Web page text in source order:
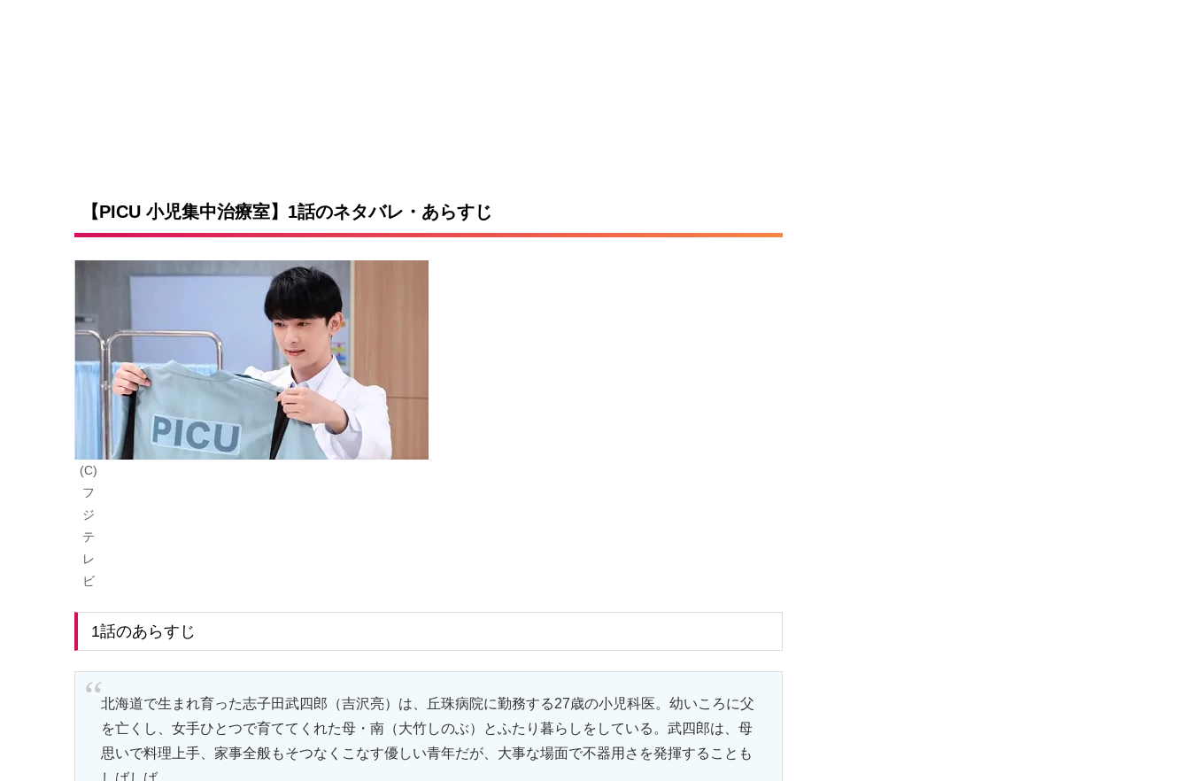
【PICU 小児集中治療室】1話のネタバレ・あらすじ
(C)
フ
ジ
テ
レ
ビ
1話のあらすじ
北海道で生まれ育った志子田武四郎（吉沢亮）は、丘珠病院に勤務する27歳の小児科医。幼いころに父
を亡くし、女手ひとつで育ててくれた母・南（大竹しのぶ）とふたり暮らしをしている。武四郎は、母
思いで料理上手、家事全般もそつなくこなす優しい青年だが、大事な場面で不器用さを発揮することも
しばしば。